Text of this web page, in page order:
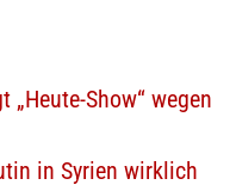
„Heute-Show“ wegen
in Syrien wirklich